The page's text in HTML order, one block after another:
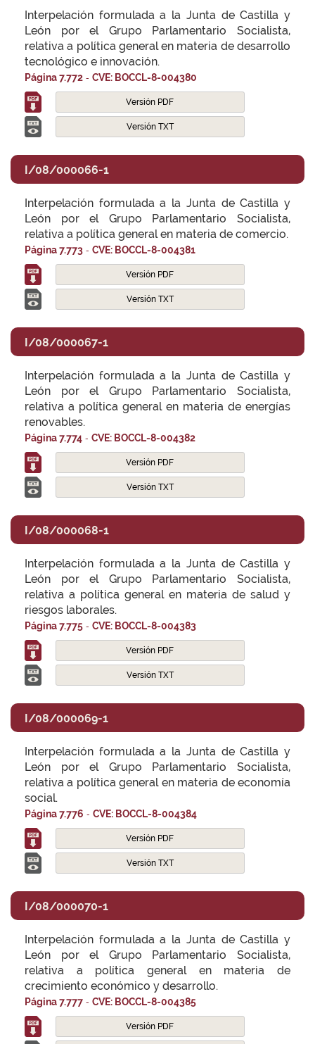
Interpelación formulada a la Junta de Castilla y
León por el Grupo Parlamentario Socialista,
relativa a política general en materia de desarrollo
tecnológico e innovación.
Página 7.772 - CVE: BOCCL-8-004380
Versión PDF
Versión TXT
I/08/000066-1
Interpelación formulada a la Junta de Castilla y
León por el Grupo Parlamentario Socialista,
relativa a política general en materia de comercio.
Página 7.773 - CVE: BOCCL-8-004381
Versión PDF
Versión TXT
I/08/000067-1
Interpelación formulada a la Junta de Castilla y
León por el Grupo Parlamentario Socialista,
relativa a política general en materia de energías
renovables.
Página 7.774 - CVE: BOCCL-8-004382
Versión PDF
Versión TXT
I/08/000068-1
Interpelación formulada a la Junta de Castilla y
León por el Grupo Parlamentario Socialista,
relativa a política general en materia de salud y
riesgos laborales.
Página 7.775 - CVE: BOCCL-8-004383
Versión PDF
Versión TXT
I/08/000069-1
Interpelación formulada a la Junta de Castilla y
León por el Grupo Parlamentario Socialista,
relativa a política general en materia de economía
social.
Página 7.776 - CVE: BOCCL-8-004384
Versión PDF
Versión TXT
I/08/000070-1
Interpelación formulada a la Junta de Castilla y
León por el Grupo Parlamentario Socialista,
relativa a política general en materia de
crecimiento económico y desarrollo.
Página 7.777 - CVE: BOCCL-8-004385
Versión PDF